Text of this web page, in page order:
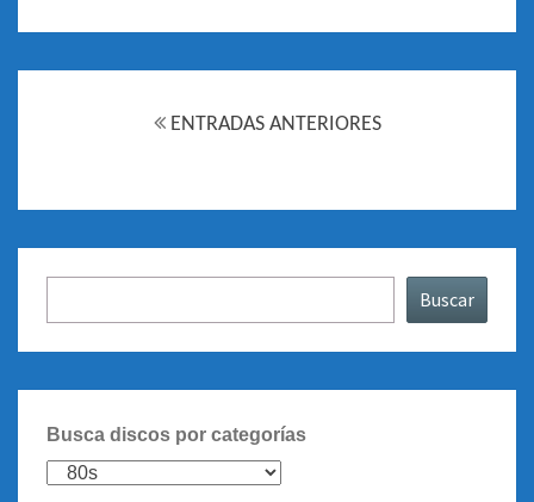
ENTRADAS ANTERIORES
Buscar
Busca discos por categorías